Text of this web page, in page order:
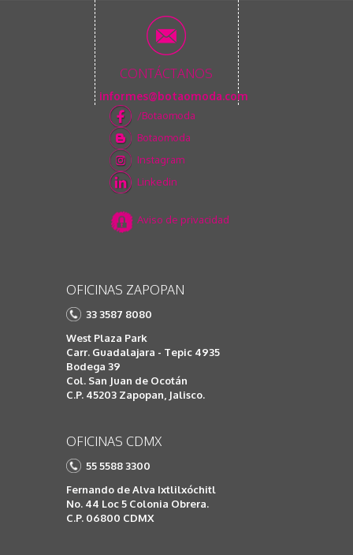
CONTÁCTANOS
informes@botaomoda.com
/Botaomoda
Botaomoda
Instagram
Linkedin
Aviso de privacidad
OFICINAS ZAPOPAN
33 3587 8080
West Plaza Park
Carr. Guadalajara - Tepic 4935
Bodega 39
Col. San Juan de Ocotán
C.P. 45203 Zapopan, Jalisco.
OFICINAS CDMX
55 5588 3300
Fernando de Alva Ixtlilxóchitl
No. 44 Loc 5 Colonia Obrera.
C.P. 06800 CDMX